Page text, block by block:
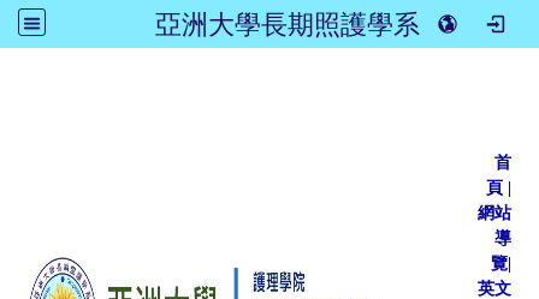
亞洲大學長期照護學系
首
頁 |
網站
導
覽|
英文